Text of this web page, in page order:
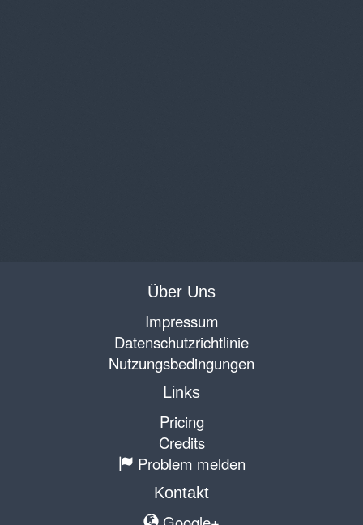
Über Uns
Impressum
Datenschutzrichtlinie
Nutzungsbedingungen
Links
Pricing
Credits
Problem melden
Kontakt